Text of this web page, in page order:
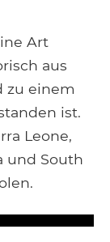
Art
aus
zu einem
ist.
Leone,
und South